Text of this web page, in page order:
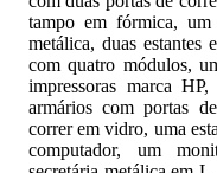
tampo em fórmica, um
metálica, duas
com quatro módulos,
impressoras marca
armários com portas
correr em vidro, uma
computador, um